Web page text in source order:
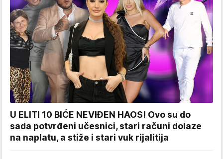
U ELITI 10 BIĆE NEVIĐEN HAOS! Ovo su do
sada potvrđeni učesnici, stari računi dolaze
na naplatu, a stiže i stari vuk rijalitija